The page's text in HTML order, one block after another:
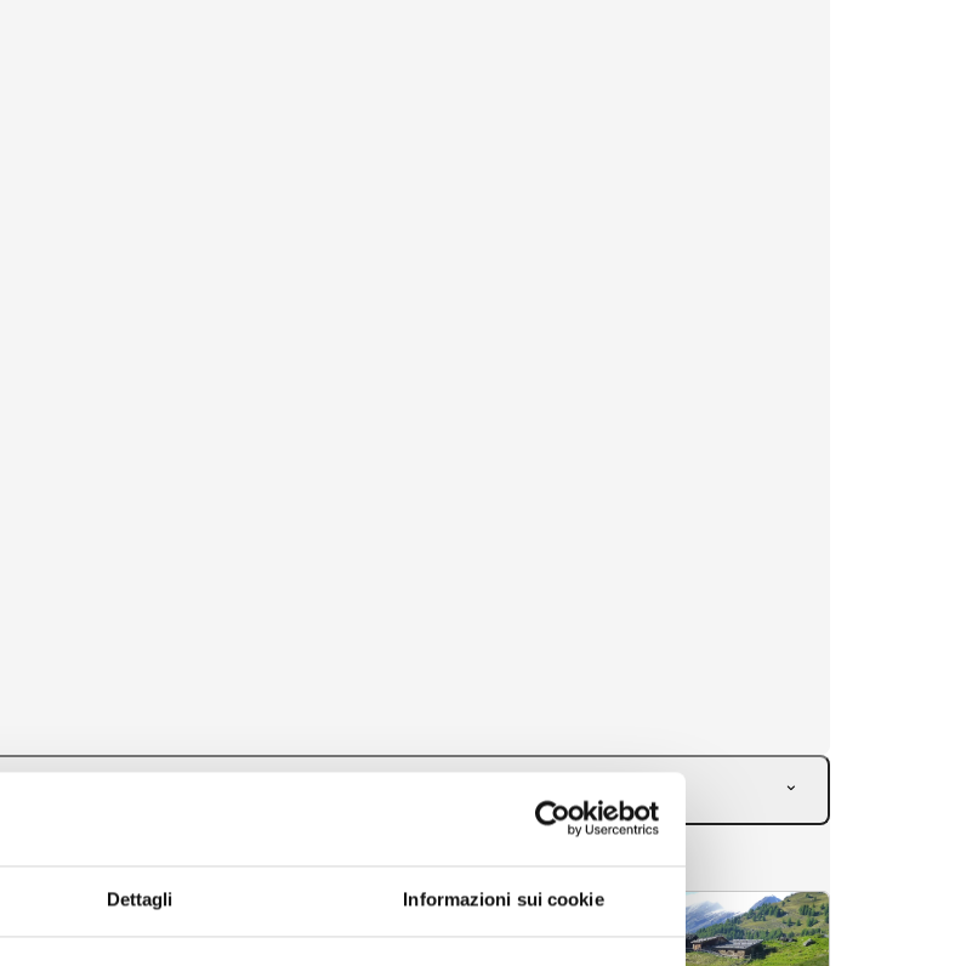
Dettagli Informazioni sui cookie